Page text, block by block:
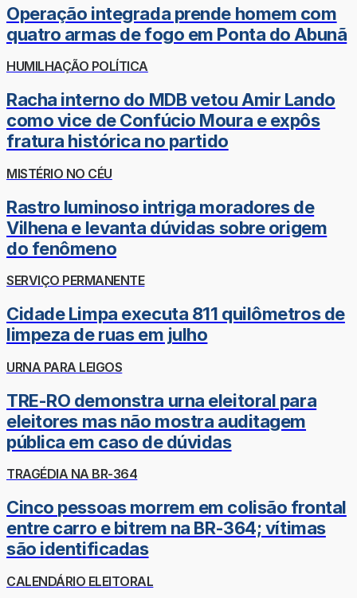
Operação integrada prende homem com
quatro armas de fogo em Ponta do Abunã
HUMILHAÇÃO POLÍTICA
Racha interno do MDB vetou Amir Lando
como vice de Confúcio Moura e expôs
fratura histórica no partido
MISTÉRIO NO CÉU
Rastro luminoso intriga moradores de
Vilhena e levanta dúvidas sobre origem
do fenômeno
SERVIÇO PERMANENTE
Cidade Limpa executa 811 quilômetros de
limpeza de ruas em julho
URNA PARA LEIGOS
TRE-RO demonstra urna eleitoral para
eleitores mas não mostra auditagem
pública em caso de dúvidas
TRAGÉDIA NA BR-364
Cinco pessoas morrem em colisão frontal
entre carro e bitrem na BR-364; vítimas
são identificadas
CALENDÁRIO ELEITORAL